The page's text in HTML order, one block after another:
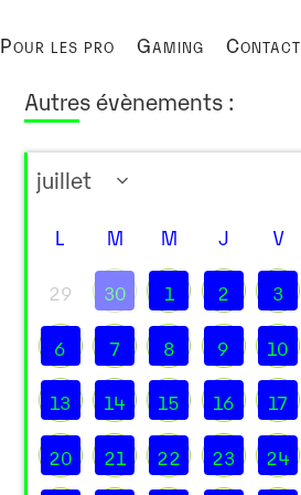
Pour les pro Gaming Contact
Autres évènements :
L M M J V
29 30 1 2 3
6 7 8 9 10
13 14 15 16 17
20 21 22 23 24